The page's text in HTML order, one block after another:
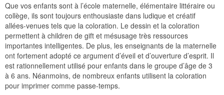
Que vos enfants sont à l’école maternelle, élémentaire littéraire ou
collège, ils sont toujours enthousiaste dans ludique et créatif
allées-venues tels que la coloration. Le dessin et la coloration
permettent à children de gift et mésusage très ressources
importantes intelligentes. De plus, les enseignants de la maternelle
ont fortement adopté ce argument d’éveil et d’ouverture d’esprit. Il
est rationnellement utilisé pour enfants dans le groupe d’âge de 3
à 6 ans. Néanmoins, de nombreux enfants utilisent la coloration
pour imprimer comme passe-temps.